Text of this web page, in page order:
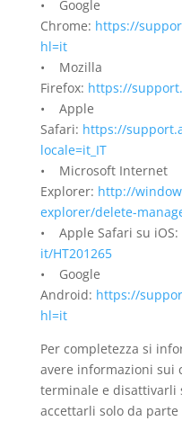
• Google
Chrome: https://
hl=it
• Mozilla
Firefox: https://
• Apple
Safari: https://
locale=it_IT
• Microsoft Internet
Explorer: http://
explorer/delete-
• Apple Safari su iOS:
it/HT201265
• Google
Android: https://
hl=it
Per completezza si
avere informazioni sui
terminale e disattivarli
accettarli solo da